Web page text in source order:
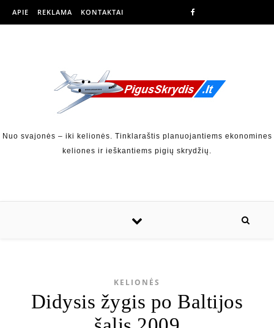
APIE REKLAMA KONTAKTAI
Nuo svajonės – iki kelionės. Tinklaraštis planuojantiems ekonomines
keliones ir ieškantiems pigių skrydžių.
KELIONĖS
Didysis žygis po Baltijos